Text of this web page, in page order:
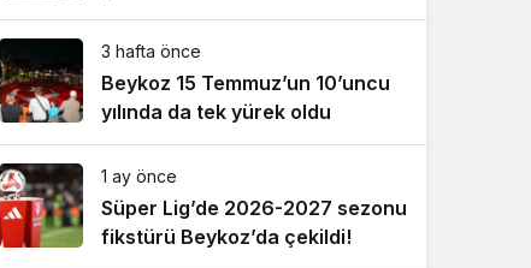
3 hafta önce
Beykoz 15 Temmuz’un 10’uncu
yılında da tek yürek oldu
1 ay önce
Süper Lig’de 2026-2027 sezonu
fikstürü Beykoz’da çekildi!